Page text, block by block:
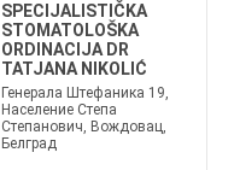
SPECIJALISTIČKA
STOMATOLOŠKA
ORDINACIJA DR
TATJANA NIKOLIĆ
Генерала Штефаника 19,
Население Степа
Степанович, Вождовац,
Белград